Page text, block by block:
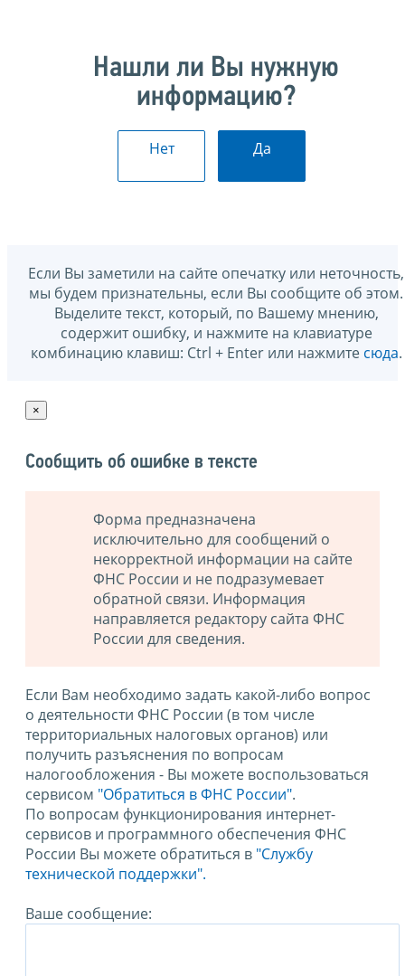
Нашли ли Вы нужную
информацию?
Нет Да
Если Вы заметили на сайте опечатку или неточность,
мы будем признательны, если Вы сообщите об этом.
Выделите текст, который, по Вашему мнению,
содержит ошибку, и нажмите на клавиатуре
комбинацию клавиш: Ctrl + Enter или нажмите сюда.
×
Сообщить об ошибке в тексте
Форма предназначена
исключительно для сообщений о
некорректной информации на сайте
ФНС России и не подразумевает
обратной связи. Информация
направляется редактору сайта ФНС
России для сведения.
Если Вам необходимо задать какой-либо вопрос
о деятельности ФНС России (в том числе
территориальных налоговых органов) или
получить разъяснения по вопросам
налогообложения - Вы можете воспользоваться
сервисом "Обратиться в ФНС России".
По вопросам функционирования интернет-
сервисов и программного обеспечения ФНС
России Вы можете обратиться в "Службу
технической поддержки".
Ваше сообщение: